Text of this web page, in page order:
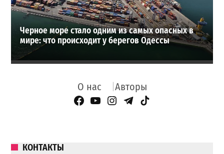
Черное море стало одним из самых опасных в
мире: что происходит у берегов Одессы
О нас Авторы
Facebook Page
YouTube
Instagram
Telegram
TikTok
КОНТАКТЫ